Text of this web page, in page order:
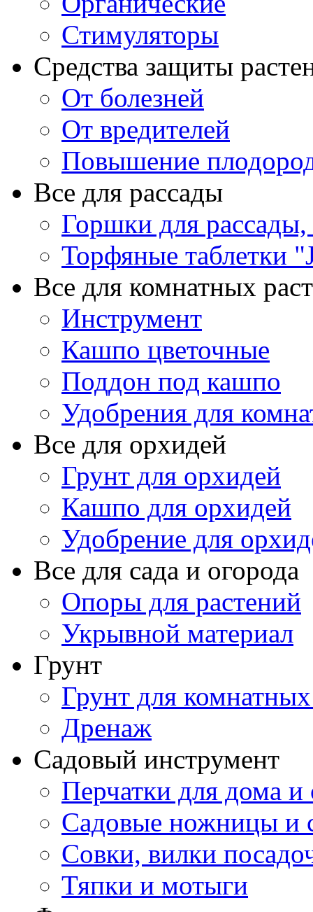
Стимуляторы
Средства защиты
От болезней
От вредителей
Повышение
Все для рассады
Горшки для рассады,
Торфяные таблетки
Все для комнатных
Инструмент
Кашпо цветочные
Поддон под кашпо
Удобрения для
Все для орхидей
Грунт для орхидей
Кашпо для орхидей
Удобрение для
Все для сада и огорода
Опоры для растений
Укрывной материал
Грунт
Грунт для
Дренаж
Садовый инструмент
Перчатки для дома и
Садовые ножницы и
Совки, вилки
Тяпки и мотыги